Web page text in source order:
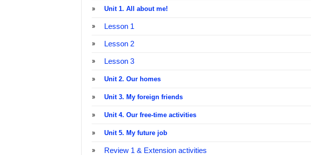
Unit 1. All about me!
Lesson 1
Lesson 2
Lesson 3
Unit 2. Our homes
Unit 3. My foreign friends
Unit 4. Our free-time activities
Unit 5. My future job
Review 1 & Extension activities